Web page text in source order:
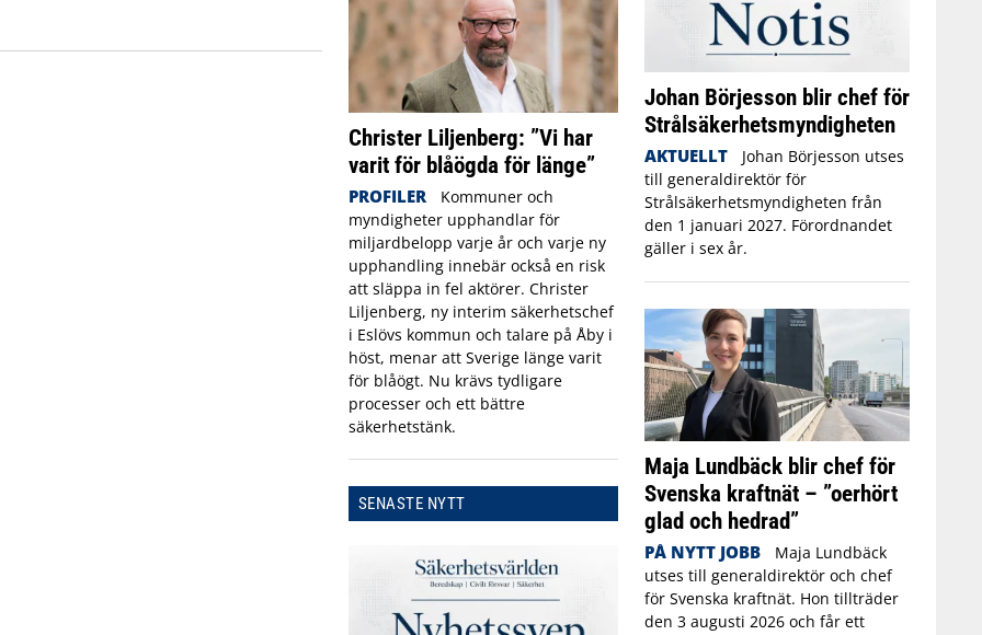
Christer Liljenberg: ”Vi har
varit för blåögda för länge”
PROFILER
Kommuner och
myndigheter upphandlar för
miljardbelopp varje år och varje ny
upphandling innebär också en risk
att släppa in fel aktörer. Christer
Liljenberg, ny interim säkerhetschef
i Eslövs kommun och talare på Åby i
höst, menar att Sverige länge varit
för blåögt. Nu krävs tydligare
processer och ett bättre
säkerhetstänk.
SENASTE NYTT
Johan Börjesson blir chef för
Strålsäkerhetsmyndigheten
AKTUELLT
Johan Börjesson utses
till generaldirektör för
Strålsäkerhetsmyndigheten från
den 1 januari 2027. Förordnandet
gäller i sex år.
Maja Lundbäck blir chef för
Svenska kraftnät – ”oerhört
glad och hedrad”
PÅ NYTT JOBB
Maja Lundbäck
utses till generaldirektör och chef
för Svenska kraftnät. Hon tillträder
den 3 augusti 2026 och får ett